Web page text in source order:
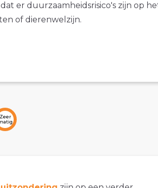
er duurzaamheidsrisico's zijn op
of dierenwelzijn.
Zeer